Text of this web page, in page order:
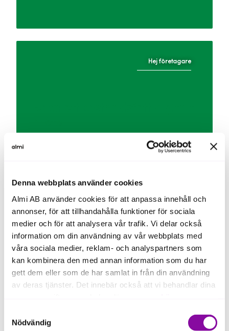
Denna webbplats använder cookies
Almi AB använder cookies för att anpassa innehåll och
annonser, för att tillhandahålla funktioner för sociala
medier och för att analysera vår trafik. Vi delar också
information om din användning av vår webbplats med
våra sociala medier, reklam- och analyspartners som
kan kombinera den med annan information som du har
gett dem eller som de har samlat in från din användning
av deras tjänster. Det innebär också att vi behandlar dina
Om du klickar på avvisa kommer användning av kakor
Nödvändig
Hej företagare
Ingen kan göra allt, men alla
kan göra något
Kom igång med ditt hållbarhetsarbete
Vi har i våra Framtidstips samlat korta och konkreta
tips på hur du kan ta nästa steg. Och FN:s globala
mål är en utmärkt källa att utgå ifrån då de är
världens affärsplan för vår framtid.